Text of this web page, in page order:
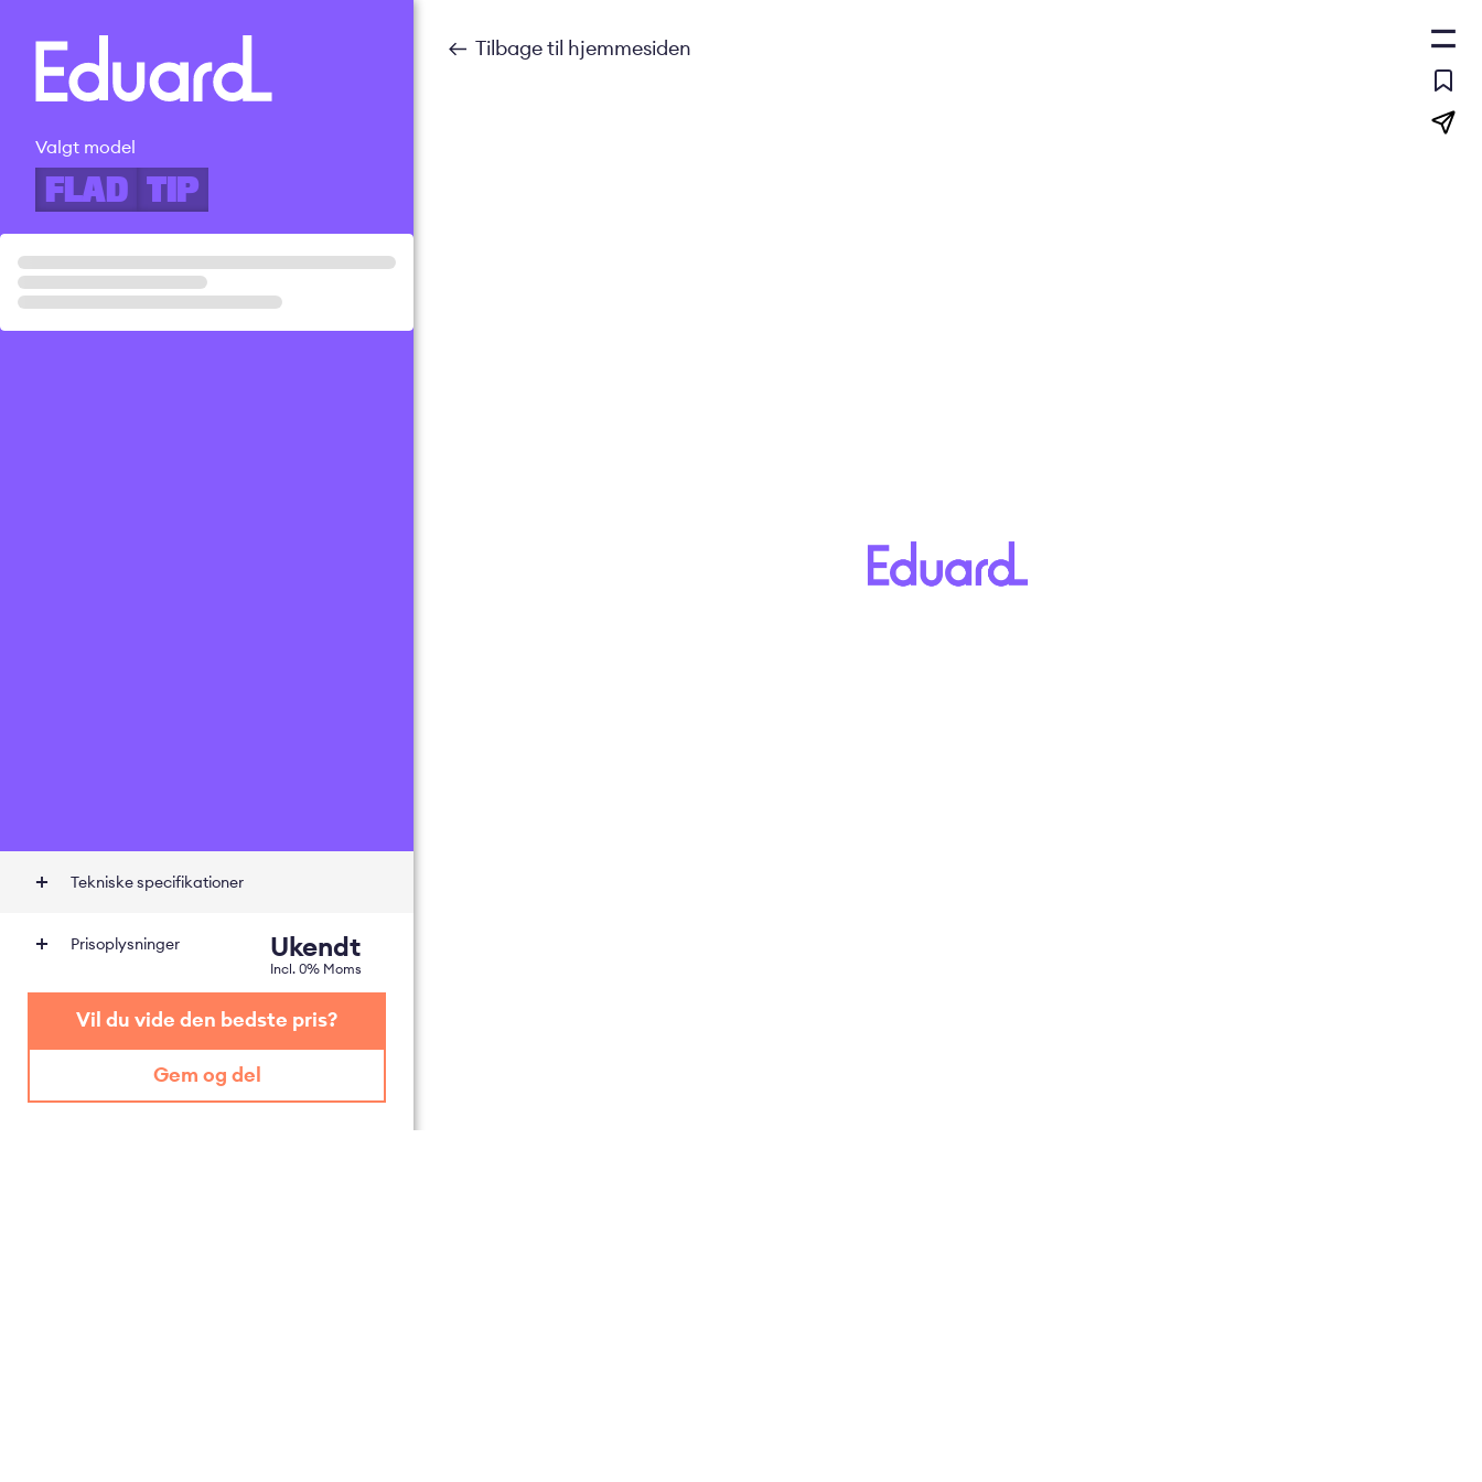
hovedindhold
Valgt model
FLAD TIP
Tekniske specifikationer
Prisoplysninger
Incl.0% Moms
Ukendt
Vil du vide den bedste pris?
Gem og del
Tilbage til hjemmesiden